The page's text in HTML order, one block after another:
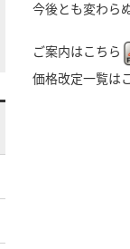
今後とも変わら
ご案内はこちら
価格改定一覧は